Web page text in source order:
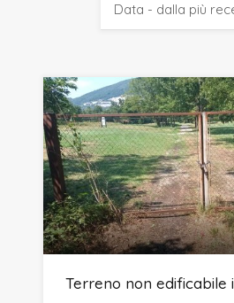
Data - dalla più
Terreno non edificabile